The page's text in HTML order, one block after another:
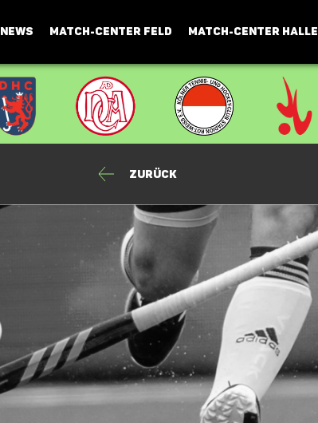
NEWS MATCH-CENTER FELD MATCH-CENTER HALLE
Zurück